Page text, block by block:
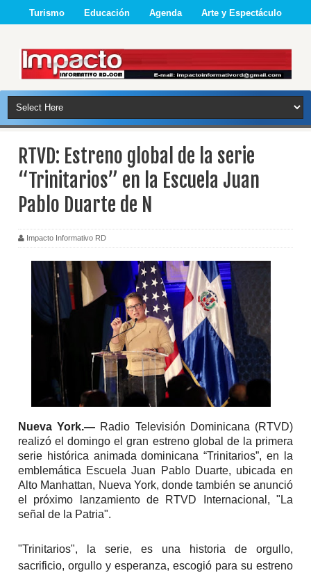
Turismo Educación Agenda Arte y Espectáculo
RTVD: Estreno global de la serie
“Trinitarios” en la Escuela Juan
Pablo Duarte de N
Impacto Informativo RD
N ueva York.— Radio Televisión Dominicana (RTVD)
realizó el domingo el gran estreno global de la primera
serie histórica animada dominicana “Trinitarios”, en la
emblemática Escuela Juan Pablo Duarte, ubicada en
Alto Manhattan, Nueva York, donde también se anunció
el próximo lanzamiento de RTVD Internacional, "La
señal de la Patria".
"Trinitarios", la serie, es una historia de orgullo,
sacrificio, orgullo y esperanza, escogió para su estreno